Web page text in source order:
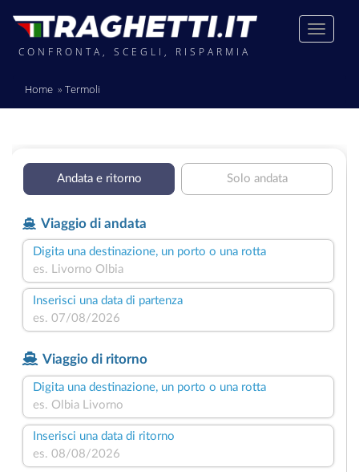
CONFRONTA, SCEGLI, RISPARMIA
Home Termoli